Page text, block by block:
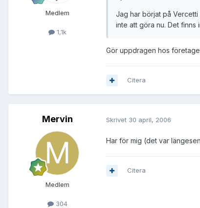
Medlem
1,1k
Jag har börjat på
inte att göra nu. Det finns
Gör uppdragen hos
Citera
Mervin
Medlem
304
Skrivet 30 april, 2006
Har för mig (det var
Citera